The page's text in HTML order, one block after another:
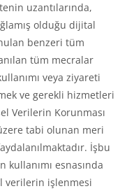
uzantılarında,
olduğu dijital
benzeri tüm
tüm mecralar
veya ziyareti
ve gerekli hizmetleri
Verilerin Korunması
tabi olunan meri
İşbu
kullanımı esnasında
verilerin işlenmesi